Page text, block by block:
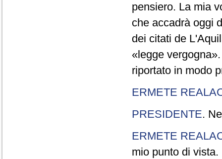
pensiero. La mia
che accadrà oggi
dei citati de
«legge
riportato in modo
ERMETE
PRESIDENTE.
ERMETE
mio punto di